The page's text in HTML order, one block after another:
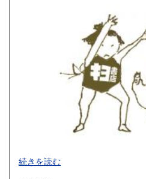
600円
600円
600円
600円
続きを読む